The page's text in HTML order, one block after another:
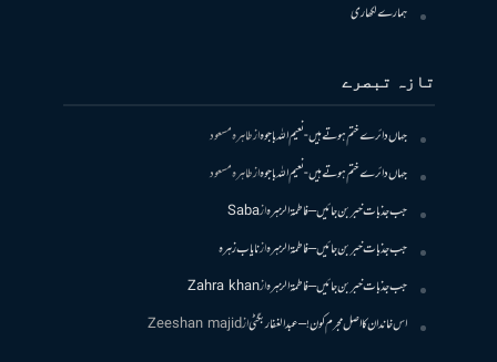
ہمارے لکھاری
تازہ تبصرے
جہاں دائرے ختم ہوتے ہیں- نعیم اللہ باجوہازطاہرہ مسعود
جہاں دائرے ختم ہوتے ہیں- نعیم اللہ باجوہازطاہرہ مسعود
جب جذبات خبر بن جائیں – فاطمۃالزہرہازSaba
جب جذبات خبر بن جائیں – فاطمۃالزہرہازنایاب زہرہ
جب جذبات خبر بن جائیں – فاطمۃالزہرہازZahra khan
اس خاندان کا اصل مجرم کون! – عبدالغفار بگٹیازZeeshan majid